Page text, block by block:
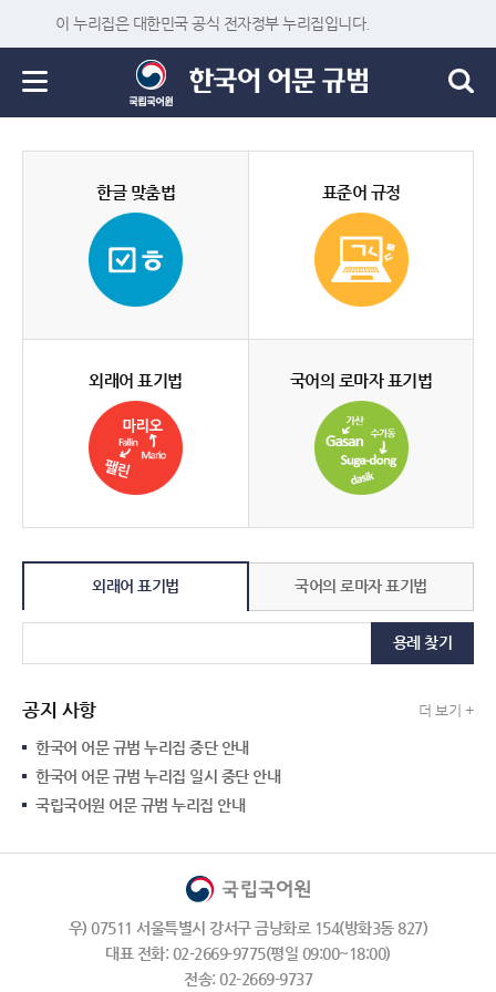
이 누리집은 대한민국 공식 전자정부 누리집입니다.
한글 맞춤법 표준어 규정
외래어 표기법 국어의 로마자 표기법
외래어 표기법 국어의 로마자 표기법
용례 찾기
공지 사항 더 보기 +
한국어 어문 규범 누리집 중단 안내
한국어 어문 규범 누리집 일시 중단 안내
국립국어원 어문 규범 누리집 안내
우) 07511 서울특별시 강서구 금낭화로 154(방화3동 827)
대표 전화: 02-2669-9775(평일 09:00~18:00)
전송: 02-2669-9737